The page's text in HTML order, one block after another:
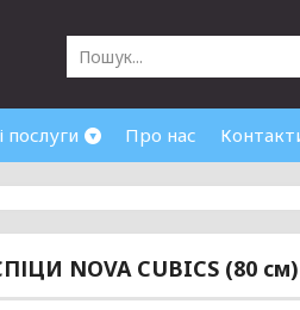
послуги Про нас
NOVA CUBICS (80